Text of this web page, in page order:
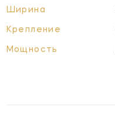
Ширина
Крепление
Мощность